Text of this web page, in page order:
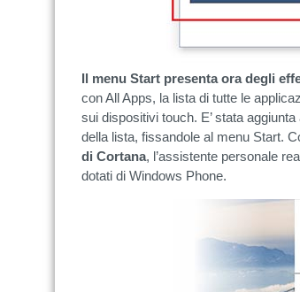
Il menu Start presenta ora degli
con All Apps, la lista di tutte le
sui dispositivi touch. E’ stata
della lista, fissandole al menu Start.
di Cortana, l’assistente personale
dotati di Windows Phone.